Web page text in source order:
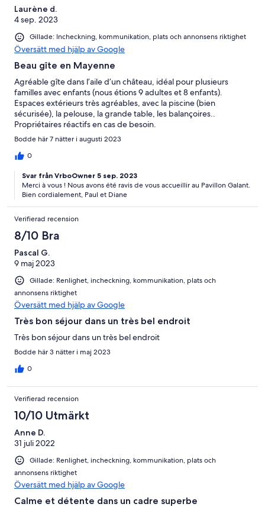
Laurène d.
4 sep. 2023
Gillade: Incheckning, kommunikation, plats och annonsens riktighet
Översätt med hjälp av Google
Beau gîte en Mayenne
Agréable gîte dans l’aile d’un château, idéal pour plusieurs
familles avec enfants (nous étions 9 adultes et 8 enfants).
Espaces extérieurs très agréables, avec la piscine (bien
sécurisée), la pelouse, la grande table, les balançoires..
Propriétaires réactifs en cas de besoin.
Bodde här 7 nätter i augusti 2023
0
Svar från VrboOwner 5 sep. 2023
Merci à vous ! Nous avons été ravis de vous accueillir au Pavillon Galant.
Bien cordialement, Paul et Diane
Verifierad recension
8/10 Bra
Pascal G.
9 maj 2023
Gillade: Renlighet, incheckning, kommunikation, plats och
annonsens riktighet
Översätt med hjälp av Google
Très bon séjour dans un très bel endroit
Très bon séjour dans un très bel endroit
Bodde här 3 nätter i maj 2023
0
Verifierad recension
10/10 Utmärkt
Anne D.
31 juli 2022
Gillade: Renlighet, incheckning, kommunikation, plats och
annonsens riktighet
Översätt med hjälp av Google
Calme et détente dans un cadre superbe